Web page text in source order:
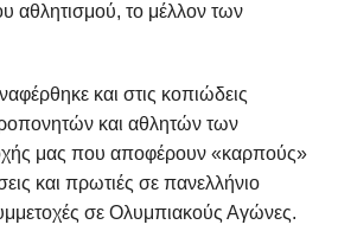
αθλητισμού, το μέλλον των
και στις κοπιώδεις
και αθλητών των
μας που αποφέρουν «καρπούς»
και πρωτιές σε πανελλήνιο
σε Ολυμπιακούς Αγώνες.